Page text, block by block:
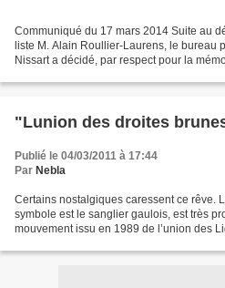
Communiqué du 17 mars 2014 Suite au
liste M. Alain Roullier-Laurens, le bureau
Nissart a décidé, par respect pour la
"Lunion des droites
Publié le 04/03/2011 à 17:44
Par Nebla
Certains nostalgiques caressent ce rêve.
symbole est le sanglier gaulois, est très
mouvement issu en 1989 de l’union des